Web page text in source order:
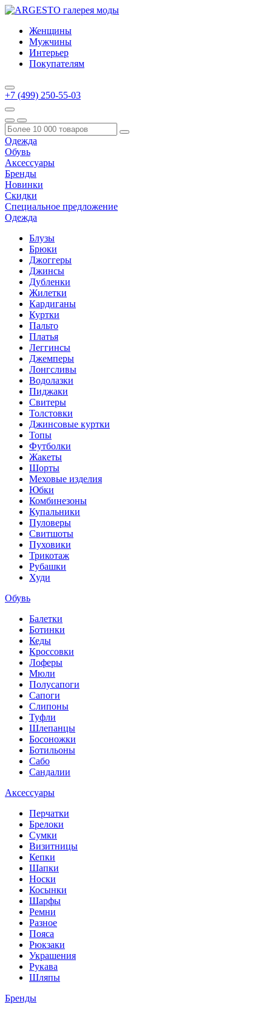
Женщины
Мужчины
Интерьер
Покупателям
+7 (499) 250-55-03
Одежда
Обувь
Аксессуары
Бренды
Новинки
Скидки
Специальное предложение
Одежда
Блузы
Брюки
Джоггеры
Джинсы
Дубленки
Жилетки
Кардиганы
Куртки
Пальто
Платья
Леггинсы
Джемперы
Лонгсливы
Водолазки
Пиджаки
Свитеры
Толстовки
Джинсовые куртки
Топы
Футболки
Жакеты
Шорты
Меховые изделия
Юбки
Комбинезоны
Купальники
Пуловеры
Свитшоты
Пуховики
Трикотаж
Рубашки
Худи
Обувь
Балетки
Ботинки
Кеды
Кроссовки
Лоферы
Мюли
Полусапоги
Сапоги
Слипоны
Туфли
Шлепанцы
Босоножки
Ботильоны
Сабо
Сандалии
Аксессуары
Перчатки
Брелоки
Сумки
Визитницы
Кепки
Шапки
Носки
Косынки
Шарфы
Ремни
Разное
Пояса
Рюкзаки
Украшения
Рукава
Шляпы
Бренды